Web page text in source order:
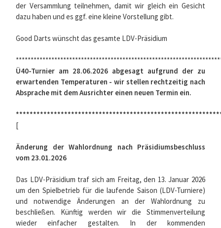
der Versammlung teilnehmen, damit wir gleich ein Gesicht
dazu haben und es ggf. eine kleine Vorstellung gibt.
Good Darts wünscht das gesamte LDV-Präsidium
Ü40-Turnier am 28.06.2026 abgesagt aufgrund der zu
erwartenden Temperaturen - wir stellen rechtzeitig nach
Absprache mit dem Ausrichter einen neuen Termin ein.
[
Änderung der Wahlordnung nach Präsidiumsbeschluss
vom 23.01.2026
Das LDV-Präsidium traf sich am Freitag, den 13. Januar 2026
um den Spielbetrieb für die laufende Saison (LDV-Turniere)
und notwendige Änderungen an der Wahlordnung zu
beschließen. Künftig werden wir die Stimmenverteilung
wieder einfacher gestalten. In der kommenden